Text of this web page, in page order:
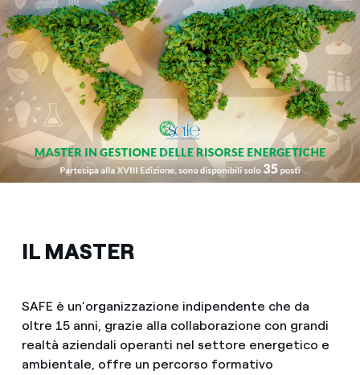
IL MASTER
SAFE è un’organizzazione indipendente che da
oltre 15 anni, grazie alla collaborazione con grandi
realtà aziendali operanti nel settore energetico e
ambientale, offre un percorso formativo